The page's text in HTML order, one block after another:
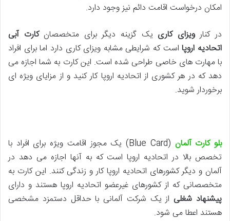
امکان درخواست اقامت دائم نیز وجود دارد.
در کنارویزای کاری یک گزینه دیگر برای متخصصانکارت آبی
اتحادیه اروپااست که شرایطی مشابه ویزای کاری دارد اما برای افراد
با مهارت های خاصی طراحی شده است. این کارت به شما اجازه می
دهد که در هر کشوری از اتحادیه اروپا کار کنید و از مزایای ویژه ای
برخوردار شوید.
بلو کارت آلمان
(Blue Card) یک مجوز اقامت ویژه برای افراد با
تخصص بالا در اتحادیه اروپا است که به آنها اجازه می دهد در
آلمان و دیگر کشورهای اتحادیه اروپا کار و زندگی کنند. این کارت به
متخصصانی که از کشورهای غیرعضو اتحادیه اروپا هستند و دارای
پیشنهاد شغلیاز یک شرکت آلمانی با حداقل دستمزد مشخصی
هستند اعطا می شود.